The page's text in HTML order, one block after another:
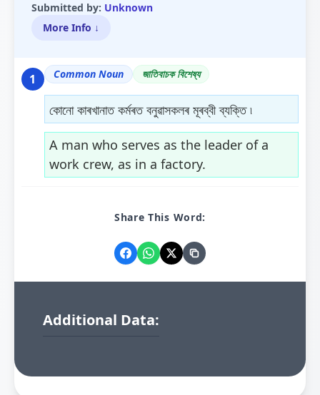
Submitted by: Unknown
More Info ↓
1 Common Noun জাতিবাচক বিশেষ্য
কোনো কাৰখানাত কৰ্মৰত বনুৱাসকলৰ মূৰব্বী ব্যক্তি ৷
A man who serves as the leader of a
work crew, as in a factory.
Share This Word:
Additional Data: